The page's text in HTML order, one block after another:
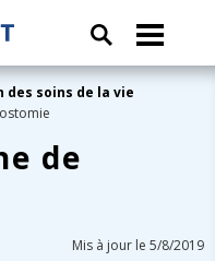
des soins de la vie
de
Mis à jour le 5/8/2019